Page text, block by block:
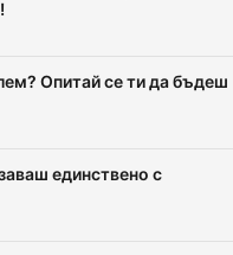
Опитай се ти да бъдеш
единствено с